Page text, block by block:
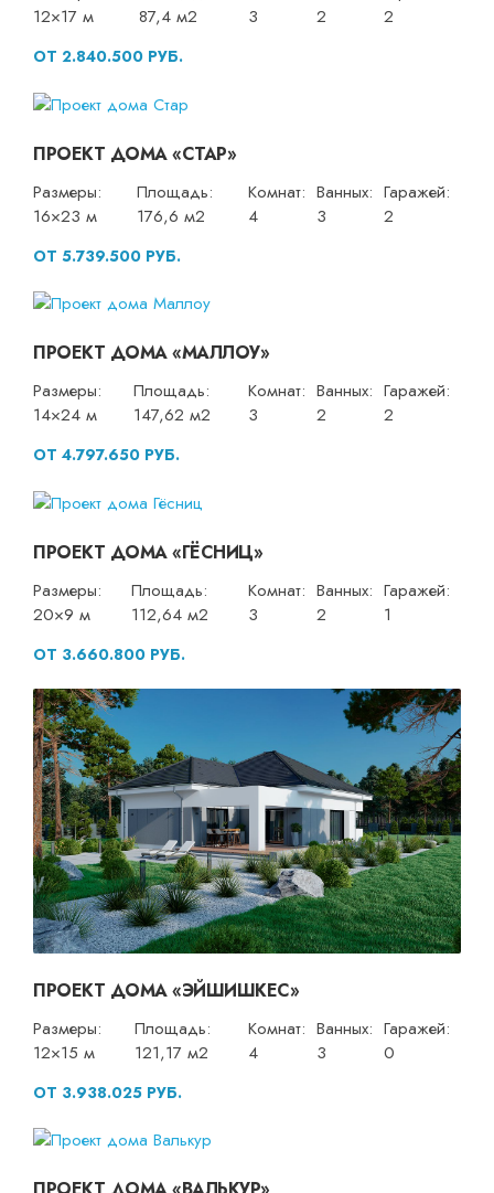
12×17 м
87,4 м2
3
2
2
ОТ 2.840.500 РУБ.
ПРОЕКТ ДОМА «СТАР»
Размеры:
16×23 м
Площадь:
176,6 м2
Комнат:
4
Ванных:
3
Гаражей:
2
ОТ 5.739.500 РУБ.
ПРОЕКТ ДОМА «МАЛЛОУ»
Размеры:
14×24 м
Площадь:
147,62 м2
Комнат:
3
Ванных:
2
Гаражей:
2
ОТ 4.797.650 РУБ.
ПРОЕКТ ДОМА «ГЁСНИЦ»
Размеры:
20×9 м
Площадь:
112,64 м2
Комнат:
3
Ванных:
2
Гаражей:
1
ОТ 3.660.800 РУБ.
ПРОЕКТ ДОМА «ЭЙШИШКЕС»
Размеры:
12×15 м
Площадь:
121,17 м2
Комнат:
4
Ванных:
3
Гаражей:
0
ОТ 3.938.025 РУБ.